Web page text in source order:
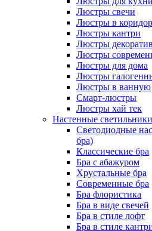
Люстры свечи
Люстры в коридор
Люстры кантри
Люстры
Люстры
Люстры для дома
Люстры
Люстры в ванную
Смарт-люстры
Люстры хай тек
Настенные
Светодиодные
бра)
Классические бра
Бра с абажуром
Хрустальные бра
Современные бра
Бра флористика
Бра в виде свечей
Бра в стиле лофт
Бра в стиле